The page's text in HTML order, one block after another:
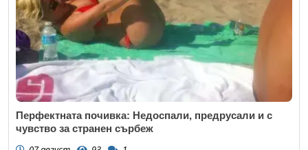
Перфектната почивка: Недоспали, предрусали и с
чувство за странен сърбеж